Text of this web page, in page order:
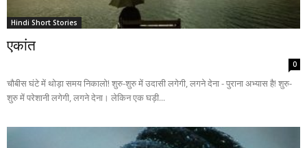
Hindi Short Stories
एकांत
0
चौबीस घंटे में थोड़ा समय निकालो! शुरु-शुरु में उदासी लगेगी, लगने देना - पुराना अभ्यास है! शुरु-
शुरु में परेशानी लगेगी, लगने देना। लेकिन एक घड़ी...